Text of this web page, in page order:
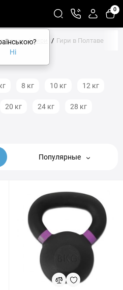
0
Гири Гири в Полтаве
8 кг 10 кг 12 кг
20 кг 24 кг 28 кг
Популярные
Ні